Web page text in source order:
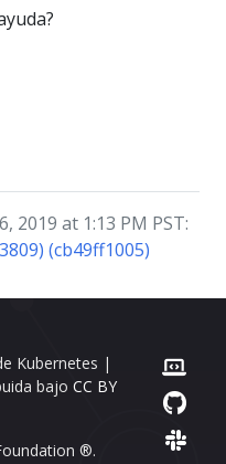
2019 at 1:13 PM PST:
(cb49ff1005)
Kubernetes |
bajoCC BY
®.